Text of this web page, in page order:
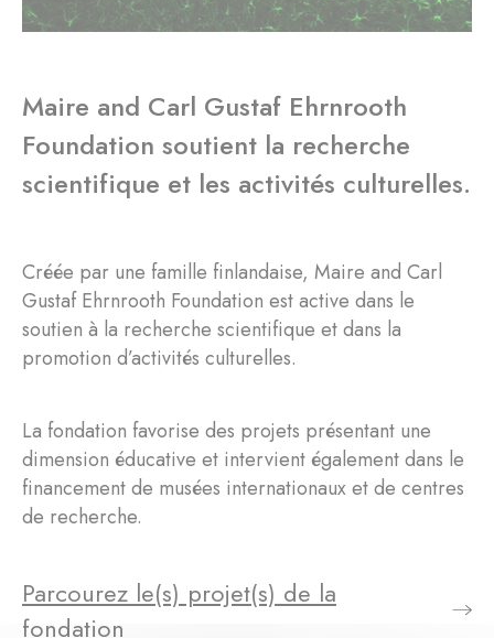
Maire and Carl Gustaf Ehrnrooth
Foundation soutient la recherche
scientifique et les activités culturelles.
Créée par une famille finlandaise, Maire and Carl
Gustaf Ehrnrooth Foundation est active dans le
soutien à la recherche scientifique et dans la
promotion d’activités culturelles.
La fondation favorise des projets présentant une
dimension éducative et intervient également dans le
financement de musées internationaux et de centres
de recherche.
Parcourez le(s) projet(s) de la
fondation